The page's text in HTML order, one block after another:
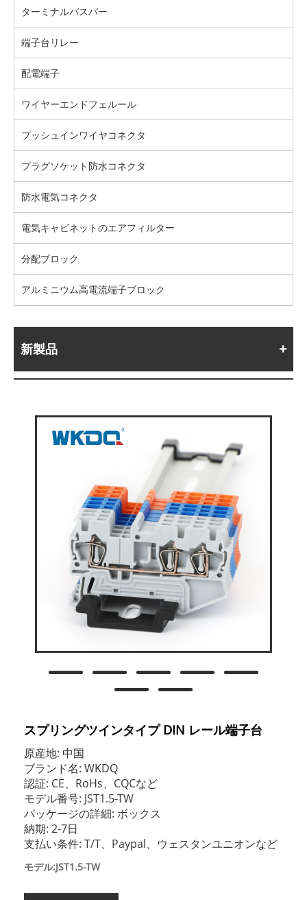
ターミナルバスバー
端子台リレー
配電端子
ワイヤーエンドフェルール
プッシュインワイヤコネクタ
プラグソケット防水コネクタ
防水電気コネクタ
電気キャビネットのエアフィルター
分配ブロック
アルミニウム高電流端子ブロック
新製品
スプリングツインタイプ DIN レール端子台
原産地: 中国
ブランド名: WKDQ
認証: CE、RoHs、CQCなど
モデル番号: JST1.5-TW
パッケージの詳細: ボックス
納期: 2-7日
支払い条件: T/T、Paypal、ウェスタンユニオンなど
モデル:JST1.5-TW